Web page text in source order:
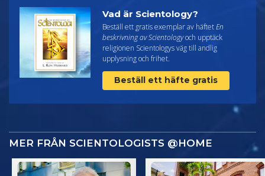
Vad är Scientology?
Beställ ett gratis exemplar av häftetEn
beskrivning av Scientologyoch upptäck
religionen Scientologys väg till andlig
upplysning och frihet.
Beställ ett häfte gratis
MER FRÅN SCIENTOLOGISTS @HOME